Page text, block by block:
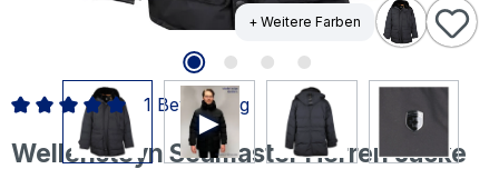
+ Weitere Farben
Wellensteyn Seamaster Herren Jacke
Durchschnittliche Bewertung von 5 von 5 Sternen
1 Bewertung